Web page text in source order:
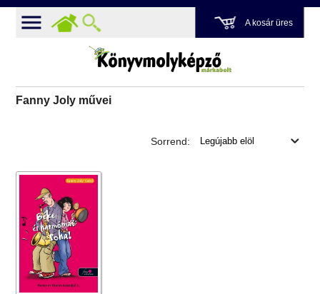
A kosár üres
Fanny Joly művei
Sorrend: